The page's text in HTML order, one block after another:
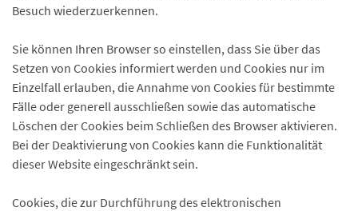
Besuch wiederzuerkennen.
Sie können Ihren Browser so einstellen, dass Sie über das
Setzen von Cookies informiert werden und Cookies nur im
Einzelfall erlauben, die Annahme von Cookies für bestimmte
Fälle oder generell ausschließen sowie das automatische
Löschen der Cookies beim Schließen des Browser aktivieren.
Bei der Deaktivierung von Cookies kann die Funktionalität
dieser Website eingeschränkt sein.
Cookies, die zur Durchführung des elektronischen